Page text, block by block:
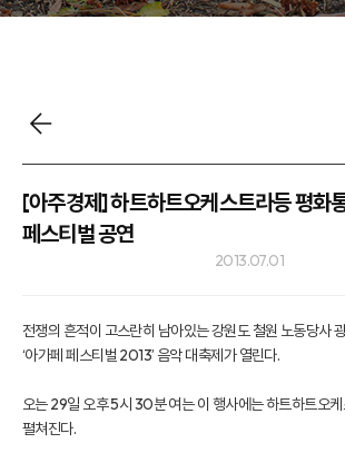
[아주경제] 하트하트오케스트라등 평화
페스티벌 공연
2013.07.01
전쟁의 흔적이 고스란히 남아있는 강원도 철원 노동당사
‘아가페 페스티벌 2013’ 음악 대축제가 열린다.
오는 29일 오후 5시 30분 여는 이 행사에는 하트하트오
펼쳐진다.